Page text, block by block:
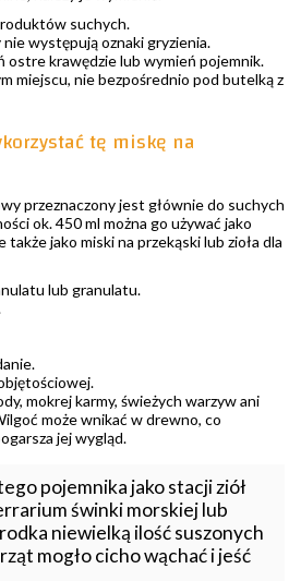
suchych.
występują oznaki gryzienia.
ostre krawędzie lub wymień pojemnik.
miejscu, nie bezpośrednio pod butelką z
tę miskę na
przeznaczony jest głównie do suchych
ok. 450 ml można go używać jako
także jako miski na przekąski lub zioła dla
lub granulatu.
mokrej karmy, świeżych warzyw ani
może wnikać w drewno, co
jej wygląd.
pojemnika jako stacji ziół
świnki morskiej lub
niewielką ilość suszonych
mogło cicho wąchać i jeść